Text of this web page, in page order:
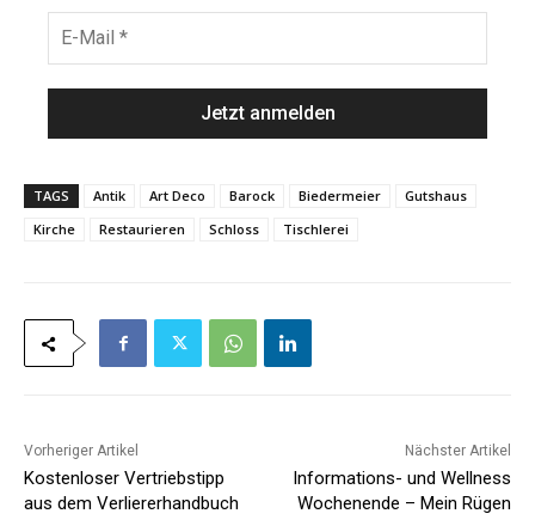
h
a
M
a
l
TAGS Antik Art Deco Barock Biedermeier
Gutshaus
Kirche
Restaurieren Schloss Tischlerei
Vorheriger Artikel
Kostenloser Vertriebstipp
aus dem Verliererhandbuch
Nächster Artikel
Informations- und Wellness
Wochenende – Mein Rügen